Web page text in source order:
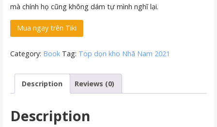
mà chính họ cũng không dám tự mình nghĩ lại.
Mua ngay trên Tiki
Category: Book Tag: Top dọn kho Nhã Nam 2021
Description Reviews (0)
Description